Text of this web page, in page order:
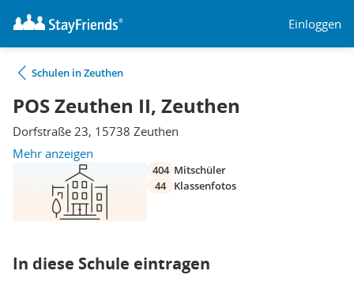
Einloggen
Schulen in Zeuthen
POS Zeuthen II, Zeuthen
Dorfstraße 23, 15738 Zeuthen
Mehr anzeigen
404 Mitschüler
44
Klassenfotos
In diese Schule eintragen